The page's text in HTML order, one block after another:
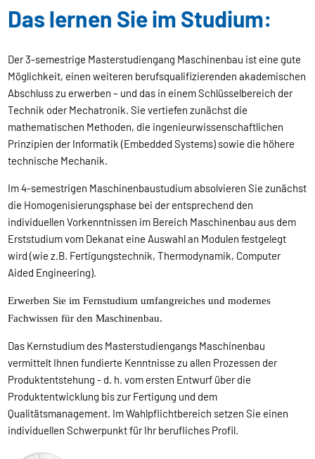
Das lernen Sie im Studium:
Der 3-semestrige Masterstudiengang Maschinenbau ist eine gute
Möglichkeit, einen weiteren berufsqualifizierenden akademischen
Abschluss zu erwerben – und das in einem Schlüsselbereich der
Technik oder Mechatronik. Sie vertiefen zunächst die
mathematischen Methoden, die ingenieurwissenschaftlichen
Prinzipien der Informatik (Embedded Systems) sowie die höhere
technische Mechanik.
Im 4-semestrigen Maschinenbaustudium absolvieren Sie zunächst
die Homogenisierungsphase bei der entsprechend den
individuellen Vorkenntnissen im Bereich Maschinenbau aus dem
Erststudium vom Dekanat eine Auswahl an Modulen festgelegt
wird (wie z.B. Fertigungstechnik, Thermodynamik, Computer
Aided Engineering).
Erwerben Sie im Fernstudium umfangreiches und modernes
Fachwissen für den Maschinenbau.
Das Kernstudium des Masterstudiengangs Maschinenbau
vermittelt Ihnen fundierte Kenntnisse zu allen Prozessen der
Produktentstehung - d. h. vom ersten Entwurf über die
Produktentwicklung bis zur Fertigung und dem
Qualitätsmanagement. Im Wahlpflichtbereich setzen Sie einen
individuellen Schwerpunkt für Ihr berufliches Profil.